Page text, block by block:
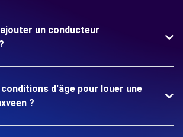
un conducteur
d'âge pour louer une
?